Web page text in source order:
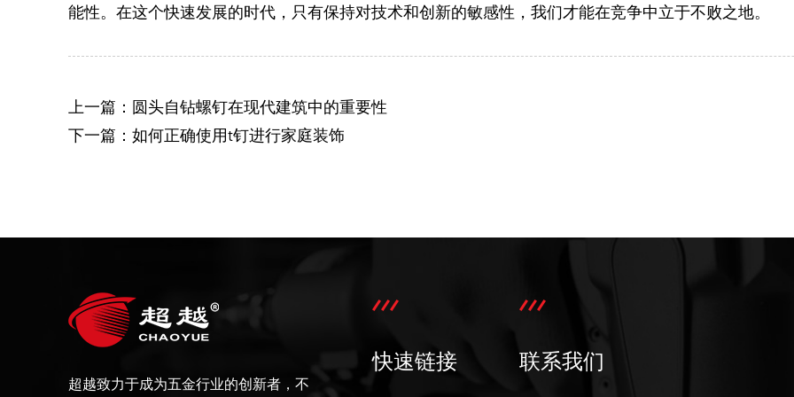
能性。在这个快速发展的时代，只有保持对技术和创新的敏感性，我们才能在竞争中立于不败之地。
上一篇：圆头自钻螺钉在现代建筑中的重要性
下一篇：如何正确使用t钉进行家庭装饰
超越致力于成为五金行业的创新者，不
快速链接 联系我们